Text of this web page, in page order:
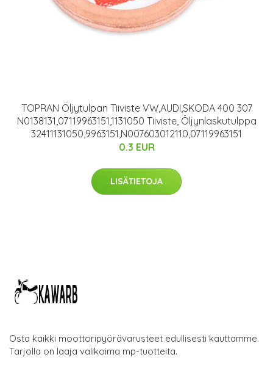
TOPRAN Öljytulpan Tiiviste VW,AUDI,SKODA 400 307
N0138131,07119963151,1131050 Tiiviste, Öljynlaskutulppa
32411131050,9963151,N007603012110,07119963151
0.3 EUR
LISÄTIETOJA
Osta kaikki moottoripyörävarusteet edullisesti kauttamme.
Tarjolla on laaja valikoima mp-tuotteita.